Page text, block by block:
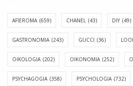
AFIEROMA (659) CHANEL (43) DIY (49)
GASTRONOMIA (243) GUCCI (36)
OIKOLOGIA (202) OIKONOMIA (252)
PSYCHAGOGIA (358) PSYCHOLOGIA (732)